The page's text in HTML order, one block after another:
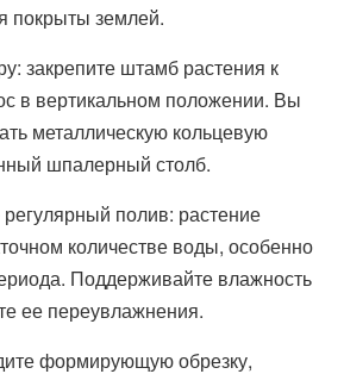
покрыты землей.
закрепите штамб растения к
в вертикальном положении. Вы
металлическую кольцевую
шпалерный столб.
полив: растение
количестве воды, особенно
Поддерживайте влажность
ее переувлажнения.
формирующую обрезку,